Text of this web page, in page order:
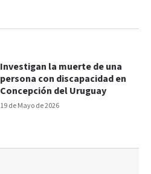
19 de Mayo de 2026
Investigan la muerte de una
persona con discapacidad en
Concepción del Uruguay